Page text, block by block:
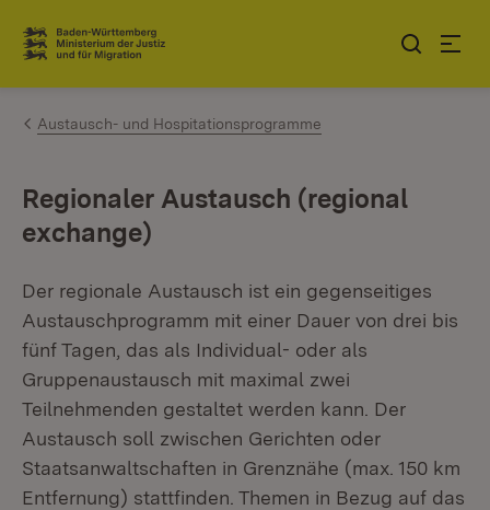
Zum Inhalt springen
Link zur Startseite
Austausch- und Hospitationsprogramme
Regionaler Austausch (regional
exchange)
Der regionale Austausch ist ein gegenseitiges
Austauschprogramm mit einer Dauer von drei bis
fünf Tagen, das als Individual- oder als
Gruppenaustausch mit maximal zwei
Teilnehmenden gestaltet werden kann. Der
Austausch soll zwischen Gerichten oder
Staatsanwaltschaften in Grenznähe (max. 150 km
Entfernung) stattfinden. Themen in Bezug auf das